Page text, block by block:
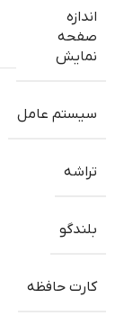
اندازه
صفحه
نمایش
سیستم عامل
تراشه
بلندگو
کارت حافظه